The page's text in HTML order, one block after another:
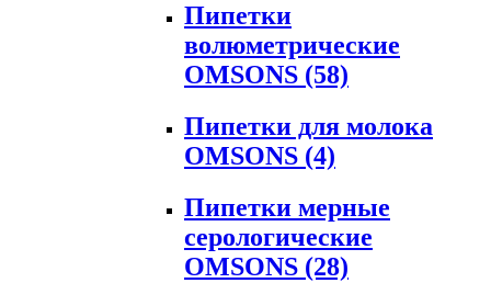
Пипетки
волюметрические
OMSONS (58)
Пипетки для молока
OMSONS (4)
Пипетки мерные
серологические
OMSONS (28)